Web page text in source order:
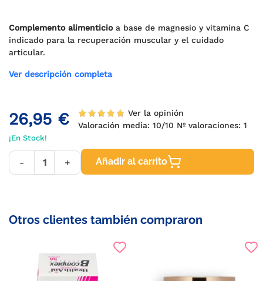
Complemento alimenticioa base de magnesio y vitamina C
indicado para la recuperación muscular y el cuidado
articular.
Ver descripción completa
26,95 €
Ver la opinión
Valoración media:10/10 Nº valoraciones:1
¡En Stock!
- + Añadir al carrito
Otros clientes también compraron